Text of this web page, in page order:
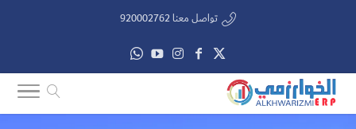
تواصل معنا 920002762